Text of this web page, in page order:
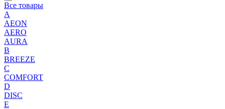
Все товары
A
AEON
AERO
AURA
B
BREEZE
C
COMFORT
D
DISC
E